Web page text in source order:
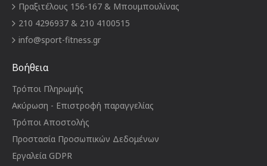
Πραξιτέλους 156-167 & Μπουμπουλίνας
210 4296937 & 210 4100515
info@sport-fitness.gr
Βοήθεια
Τρόποι Πληρωμής
Ακύρωση - Επιστροφή παραγγελίας
Τρόποι Αποστολής
Προστασία Προσωπικών Δεδομένων
Εργαλεία GDPR